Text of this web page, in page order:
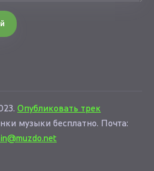
Опубликовать трек
музыки бесплатно. Почта: